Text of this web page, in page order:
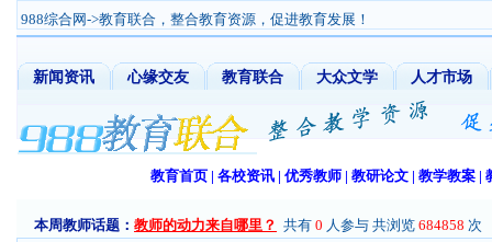
988综合网->教育联合，整合教育资源，促进教育发展！
新闻资讯 心缘交友 教育联合 大众文学 人才市场
教育首页| 各校资讯| 优秀教师| 教研论文| 教学教案|
本周教师话题： 教师的动力来自哪里？ 共有 0 人参与 共浏览 684858 次